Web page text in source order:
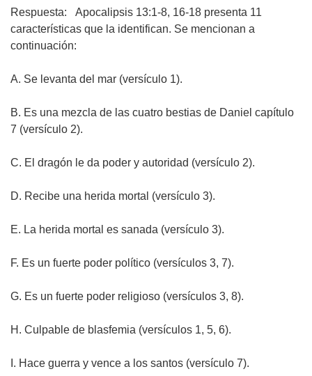
Respuesta: Apocalipsis 13:1-8, 16-18 presenta 11
características que la identifican. Se mencionan a
continuación:
A. Se levanta del mar (versículo 1).
B. Es una mezcla de las cuatro bestias de Daniel capítulo
7 (versículo 2).
C. El dragón le da poder y autoridad (versículo 2).
D. Recibe una herida mortal (versículo 3).
E. La herida mortal es sanada (versículo 3).
F. Es un fuerte poder político (versículos 3, 7).
G. Es un fuerte poder religioso (versículos 3, 8).
H. Culpable de blasfemia (versículos 1, 5, 6).
I. Hace guerra y vence a los santos (versículo 7).